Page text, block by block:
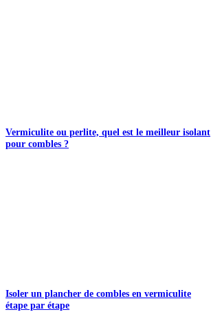
Vermiculite ou perlite, quel est le meilleur isolant
pour combles ?
Isoler un plancher de combles en vermiculite
étape par étape